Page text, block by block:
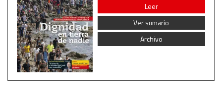
Leer
Ver sumario
Archivo